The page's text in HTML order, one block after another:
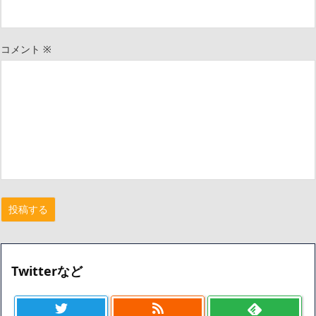
コメント ※
Twitterなど